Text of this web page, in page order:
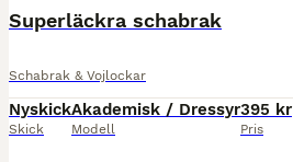
Superläckra schabrak
Schabrak & Vojlockar
Nyskick
Skick
Akademisk / Dressyr
Modell
395 kr
Pris